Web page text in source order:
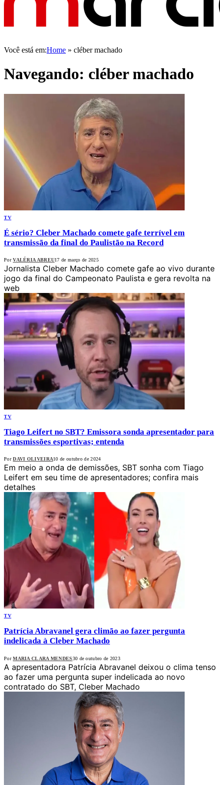
Você está em:Home » cléber machado
Navegando: cléber machado
TV
É sério? Cleber Machado comete gafe terrível em
transmissão da final do Paulistão na Record
Por VALÉRIA ABREU17 de março de 2025
Jornalista Cleber Machado comete gafe ao vivo durante
jogo da final do Campeonato Paulista e gera revolta na
web
TV
Tiago Leifert no SBT? Emissora sonda apresentador para
transmissões esportivas; entenda
Por DAVI OLIVEIRA10 de outubro de 2024
Em meio a onda de demissões, SBT sonha com Tiago
Leifert em seu time de apresentadores; confira mais
detalhes
TV
Patrícia Abravanel gera climão ao fazer pergunta
indelicada à Cleber Machado
Por MARIA CLARA MENDES30 de outubro de 2023
A apresentadora Patrícia Abravanel deixou o clima tenso
ao fazer uma pergunta super indelicada ao novo
contratado do SBT, Cleber Machado